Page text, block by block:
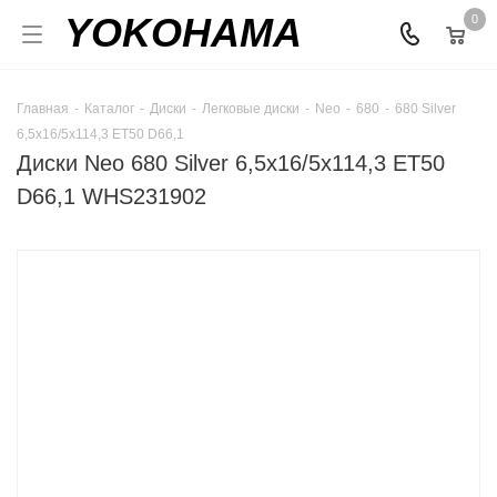
YOKOHAMA 0
Главная - Каталог - Диски - Легковые диски - Neo - 680 - 680 Silver
6,5x16/5x114,3 ET50 D66,1
Диски Neo 680 Silver 6,5x16/5x114,3 ET50
D66,1 WHS231902